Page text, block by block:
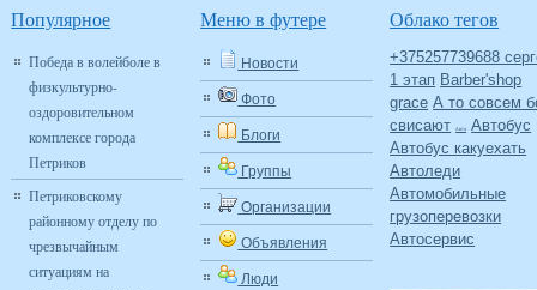
Популярное
Победа в волейболе в
физкультурно-
оздоровительном
комплексе города
Петриков
Петриковскому
районному отделу по
чрезвычайным
ситуациям на
Меню в футере
Новости
Фото
Блоги
Группы
Организации
Объявления
Люди
Облако тегов
+375257739688
1 этап Barber'shop
grace А то совсем
свисают
Авто
Автобус
Автобус какуехать
Автоледи
Автомобильные
грузоперевозки
Автосервис